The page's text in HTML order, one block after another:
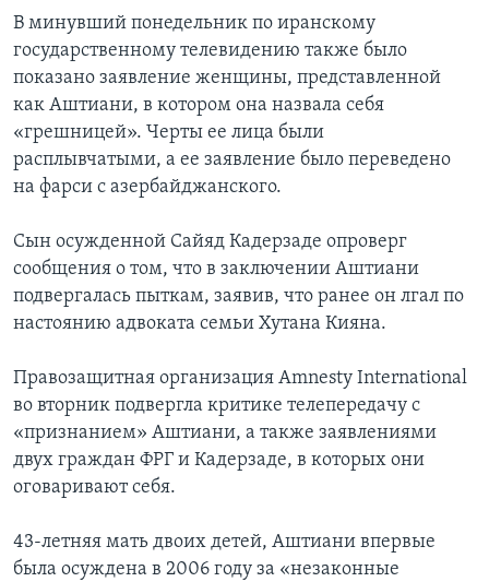
В минувший понедельник по иранскому
государственному телевидению также было
показано заявление женщины, представленной
как Аштиани, в котором она назвала себя
«грешницей». Черты ее лица были
расплывчатыми, а ее заявление было переведено
на фарси с азербайджанского.
Сын осужденной Сайяд Кадерзаде опроверг
сообщения о том, что в заключении Аштиани
подвергалась пыткам, заявив, что ранее он лгал по
настоянию адвоката семьи Хутана Кияна.
Правозащитная организация Amnesty International
во вторник подвергла критике телепередачу с
«признанием» Аштиани, а также заявлениями
двух граждан ФРГ и Кадерзаде, в которых они
оговаривают себя.
43-летняя мать двоих детей, Аштиани впервые
была осуждена в 2006 году за «незаконные